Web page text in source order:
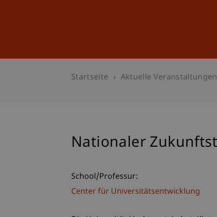
Startseite Aktuelle Veranstaltungen
Nationaler
School/Professur:
Center für Universitätsentwicklung